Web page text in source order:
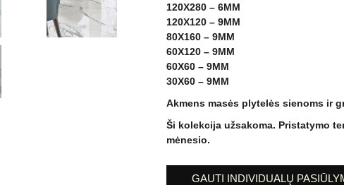
120X280 – 6MM
120X120 – 9MM
80X160 – 9MM
60X120 – 9MM
60X60 – 9MM
30X60 – 9MM
Akmens masės plytelės sienoms ir
Ši kolekcija užsakoma. Pristatymo
mėnesio.
GAUTI INDIVIDUALŲ